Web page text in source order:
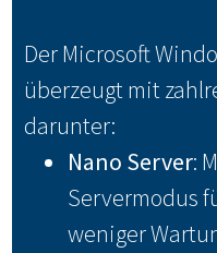
Der Microsoft
überzeugt mit
darunter:
Nano Server:
Servermodus
weniger